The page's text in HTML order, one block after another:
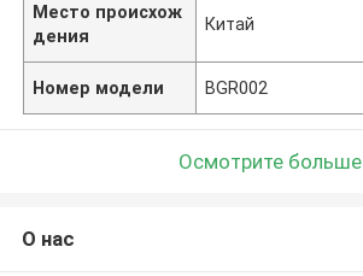
Место происхож
дения
Китай
Номер модели BGR002
Осмотрите больше
О нас